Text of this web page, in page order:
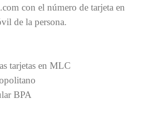
con el número de tarjeta en
de la persona.
tarjetas en MLC
BPA